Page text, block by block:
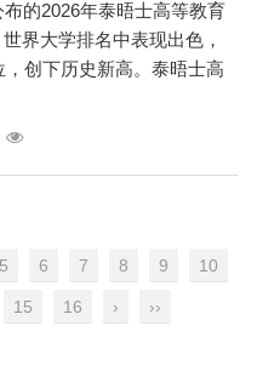
的2026年泰晤士高等教育
界大学排名中表现出色，
创下历史新高。泰晤士高
5 6 7 8 9 10
15 16 › ››